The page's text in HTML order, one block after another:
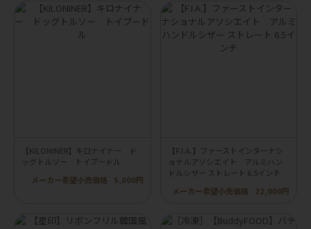
【KILONINER】キロナイナー ド
ッグトルソー トイプードル
メーカー希望小売価格
5,000円
【F.I.A.】ファーストインターナシ
ョナルアソシエイト アルミハン
ドルシザー ストレート 6.5インチ
メーカー希望小売価格
22,000円